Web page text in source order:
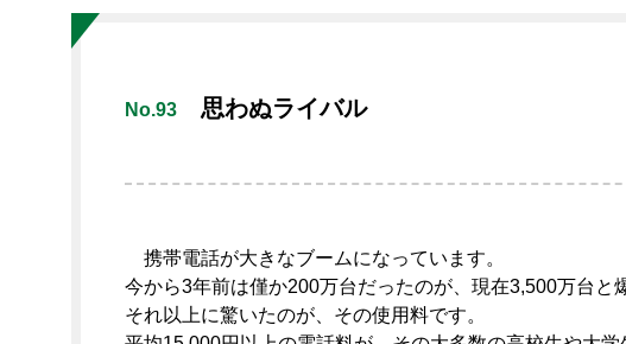
ハイブリッド金属3Dプリンタ
LUMEX Series
No.93 思わぬライバル
携帯電話が大きなブームになっています。
今から3年前は僅か200万台だったのが、現在3,500万台と
それ以上に驚いたのが、その使用料です。